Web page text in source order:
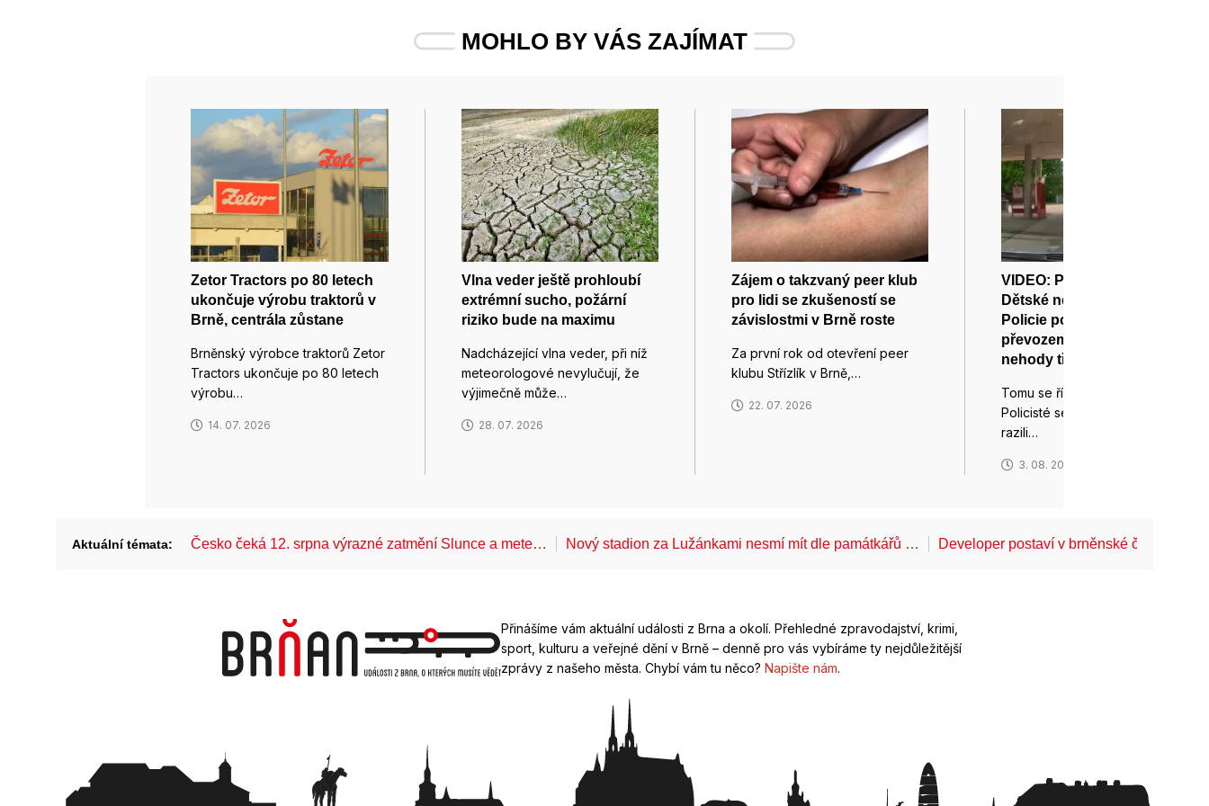
MOHLO BY VÁS ZAJÍMAT
Zetor Tractors po 80 letech
ukončuje výrobu traktorů v
Brně, centrála zůstane
Brněnský výrobce traktorů Zetor
Tractors ukončuje po 80 letech
výrobu…
14. 07. 2026
Vlna veder ještě prohloubí
extrémní sucho, požární
riziko bude na maximu
Nadcházející vlna veder, při níž
meteorologové nevylučují, že
výjimečně může…
28. 07. 2026
Zájem o takzvaný peer klub
pro lidi se zkušeností se
závislostmi v Brně roste
Za první rok od otevření peer
klubu Střízlík v Brně,…
22. 07. 2026
VIDEO: Pod majáky až do
Dětské nemocnice v Brně.
Policie pomáhala s
převozem děvčátka od
nehody tří aut
Tomu se říká pořádná jízda.
Policisté se zapnutými majáky
razili…
3. 08. 2026
Aktuální témata: Česko čeká 12. srpna výrazné zatmění Slunce a mete… Nový stadion za Lužánkami nesmí mít dle památkářů … Developer postaví v brněnské části
Přinášíme vám aktuální události z Brna a okolí. Přehledné zpravodajství, krimi,
sport, kulturu a veřejné dění v Brně – denně pro vás vybíráme ty nejdůležitější
zprávy z našeho města. Chybí vám tu něco? Napište nám.